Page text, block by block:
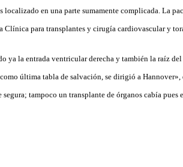
localizado en una parte sumamente complicada. La
Clínica para transplantes y cirugía cardiovascular y
ya la entrada ventricular derecha y también la raíz
última tabla de salvación, se dirigió a
tampoco un transplante de órganos cabía pues